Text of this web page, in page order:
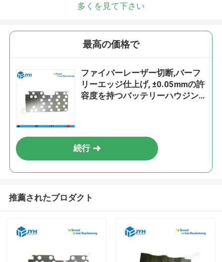
多くを見て下さい
最高の価格で
ファイバーレーザー切断,バーフ
リーエッジ仕上げ, ±0.05mmの許
容度を持つバッテリーハウジン
続行
推薦されたプロダクト